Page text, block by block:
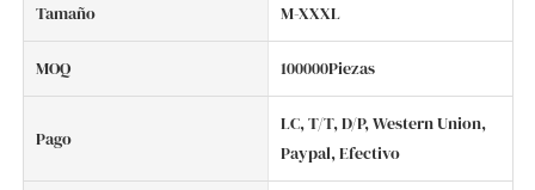
Tamaño M-XXXL
MOQ 100000Piezas
Pago
LC, T/T, D/P, Western Union,
Paypal, Efectivo